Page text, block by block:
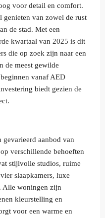
voor detail en comfort.
van zowel de rust
de stad. Met een
kwartaal van 2025 is dit
die op zoek zijn naar een
de meest gewilde
vanaf AED
biedt gezien de
gevarieerd aanbod van
verschillende behoeften
stijlvolle studios, ruime
slaapkamers, luxe
Alle woningen zijn
kleurstelling en
voor een warme en